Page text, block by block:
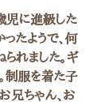
に進級した
たようで、何
られました。ギ
制服を着た子
兄ちゃん、お